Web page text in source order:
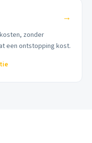
→
zonder
een ontstopping kost.